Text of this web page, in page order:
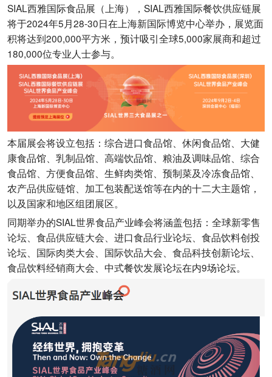
SIAL西雅国际食品展（上海），SIAL西雅国际餐饮供应链展
将于2024年5月28-30日在上海新国际博览中心举办，展览面
积将达到200,000平方米，预计吸引全球5,000家展商和超过
180,000位专业人士参与。
本届展会将设立包括：综合进口食品馆、休闲食品馆、大健
康食品馆、乳制品馆、高端饮品馆、粮油及调味品馆、综合
食品馆、方便食品馆、生鲜肉类馆、预制菜及冷冻食品馆、
农产品供应链馆、加工包装配送馆等在内的十二大主题馆，
以及国家和地区组团展区。
同期举办的SIAL世界食品产业峰会将涵盖包括：全球新零售
论坛、食品供应链大会、进口食品行业论坛、食品饮料创投
论坛、国际肉类大会、国际饮品大会、食品科技创新论坛、
食品饮料经销商大会、中式餐饮发展论坛在内9场论坛。